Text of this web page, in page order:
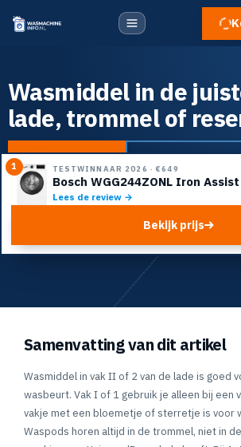
Wasmiddel in de
lade, trommel of
Naar de top 5 Doe de keuzehulp
1 TESTWINNAAR 2026 · €649
Bosch WGG244ZONL Iron Assist
Lees de review →
Bekijk prijs
Samenvatting van dit artikel
Wasmiddel in vak II of 2 van de lade is goed
wasbeurt. Vak I of 1 gebruik je alleen bij een
vakje met een bloemetje of sterretje is voor
Waspods horen altijd in de trommel, niet in